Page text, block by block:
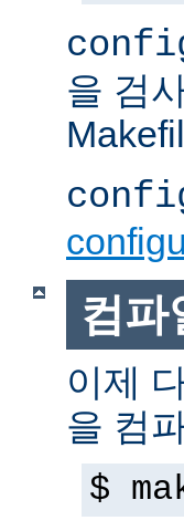
을 검
컴파
이제
을 컴
$